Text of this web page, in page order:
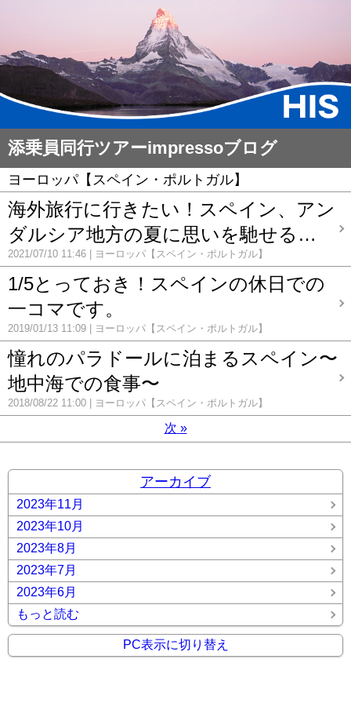
添乗員同行ツアーimpressoブログ
ヨーロッパ【スペイン・ポルトガル】
海外旅行に行きたい！スペイン、アン
ダルシア地方の夏に思いを馳せる…
2021/07/10 11:46 ヨーロッパ【スペイン・ポルトガル】
1/5とっておき！スペインの休日での
一コマです。
2019/01/13 11:09 ヨーロッパ【スペイン・ポルトガル】
憧れのパラドールに泊まるスペイン〜
地中海での食事〜
2018/08/22 11:00 ヨーロッパ【スペイン・ポルトガル】
次 »
アーカイブ
2023年11月
2023年10月
2023年8月
2023年7月
2023年6月
もっと読む
PC表示に切り替え